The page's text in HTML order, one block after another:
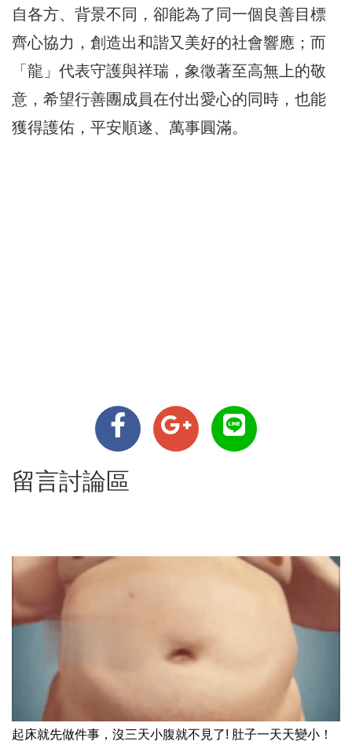
自各方、背景不同，卻能為了同一個良善目標
齊心協力，創造出和諧又美好的社會響應；而
「龍」代表守護與祥瑞，象徵著至高無上的敬
意，希望行善團成員在付出愛心的同時，也能
獲得護佑，平安順遂、萬事圓滿。
留言討論區
起床就先做件事，沒三天小腹就不見了! 肚子一天天變小！